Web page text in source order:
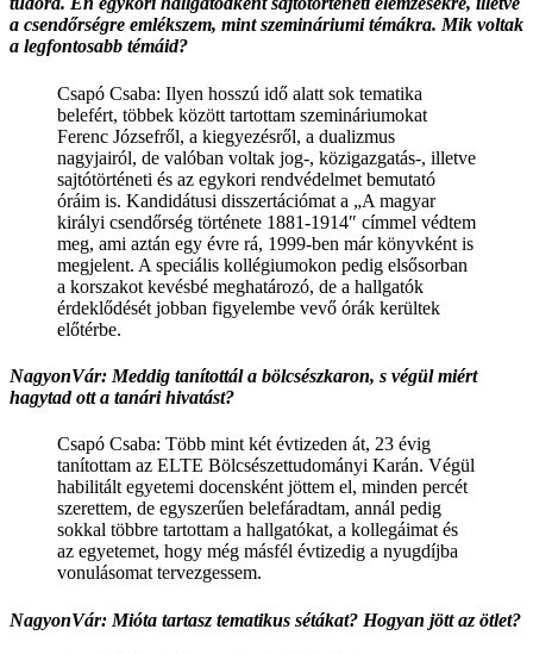
a csendőrségre emlékszem, mint szemináriumi témákra. Mik voltak
a legfontosabb témáid?
Csapó Csaba: Ilyen hosszú idő alatt sok tematika
belefért, többek között tartottam szemináriumokat
Ferenc Józsefről, a kiegyezésről, a dualizmus
nagyjairól, de valóban voltak jog-, közigazgatás-, illetve
sajtótörténeti és az egykori rendvédelmet bemutató
óráim is. Kandidátusi disszertációmat a „A magyar
királyi csendőrség története 1881-1914″ címmel védtem
meg, ami aztán egy évre rá, 1999-ben már könyvként is
megjelent. A speciális kollégiumokon pedig elsősorban
a korszakot kevésbé meghatározó, de a hallgatók
érdeklődését jobban figyelembe vevő órák kerültek
előtérbe.
NagyonVár: Meddig tanítottál a bölcsészkaron, s végül miért
hagytad ott a tanári hivatást?
Csapó Csaba: Több mint két évtizeden át, 23 évig
tanítottam az ELTE Bölcsészettudományi Karán. Végül
habilitált egyetemi docensként jöttem el, minden percét
szerettem, de egyszerűen belefáradtam, annál pedig
sokkal többre tartottam a hallgatókat, a kollegáimat és
az egyetemet, hogy még másfél évtizedig a nyugdíjba
vonulásomat tervezgessem.
NagyonVár: Mióta tartasz tematikus sétákat? Hogyan jött az ötlet?